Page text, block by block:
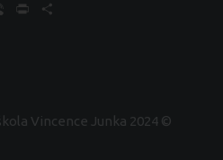
Viber Print
Vincence Junka 2024 ©